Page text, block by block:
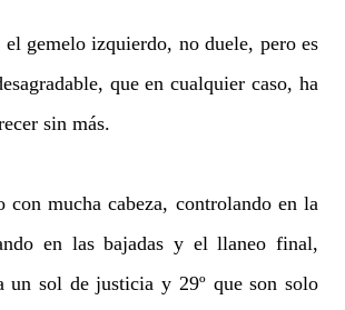
gemelo izquierdo, no duele, pero es
que en cualquier caso, ha
sin más.
con mucha cabeza, controlando en la
en las bajadas y el llaneo final,
un sol de justicia y 29º que son solo